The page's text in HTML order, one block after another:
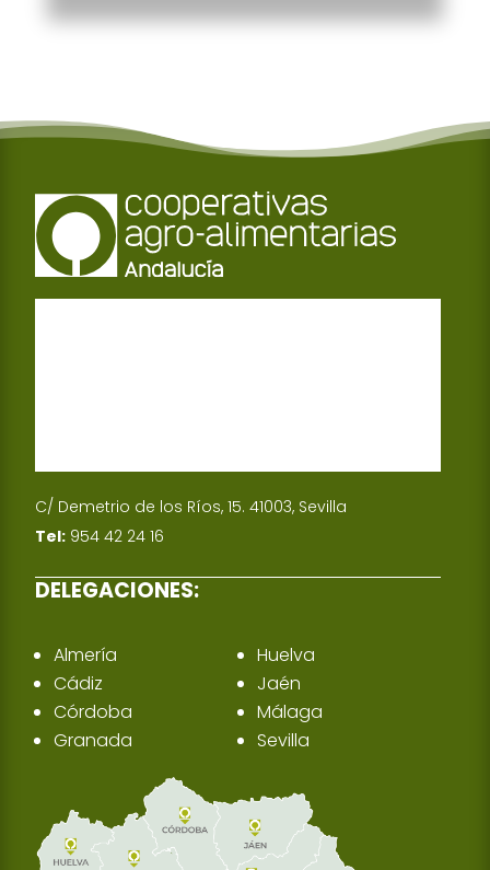
C/ Demetrio de los Ríos, 15. 41003, Sevilla
Tel: 954 42 24 16
DELEGACIONES:
Almería
Cádiz
Córdoba
Granada
Huelva
Jaén
Málaga
Sevilla